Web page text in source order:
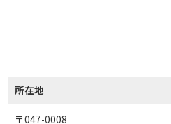
所在地
〒047-0008